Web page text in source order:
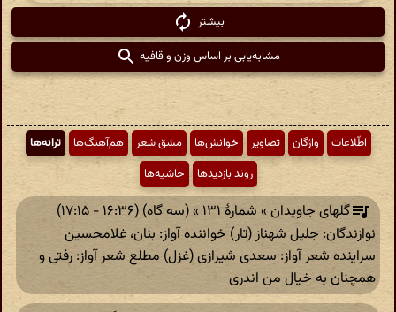
بیشتر
مشابه‌یابی بر اساس وزن و قافیه
اطّلاعات واژگان تصاویر خوانش‌ها مشق شعر هم‌آهنگ‌ها
ترانه‌ها
روند بازدیدها
حاشیه‌ها
گلهای جاویدان » شمارهٔ ۱۳۱ » (سه گاه) (۱۶:۳۶ - ۱۷:۱۵)
نوازندگان: جلیل شهناز (‎تار) خواننده آواز: بنان، غلامحسین
سراینده شعر آواز: سعدی شیرازی (غزل) مطلع شعر آواز: رفتی و
همچنان به خیال من اندری